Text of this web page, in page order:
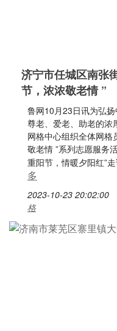
济宁市任城区南张
节，浓浓敬老情 ”
鲁网10月23日讯为弘
尊老、爱老、助老的浓
网格中心组织全体网格
敬老情 ”系列志愿服务
重阳节，情暖夕阳红”
多
2023-10-23 20:02:00
格